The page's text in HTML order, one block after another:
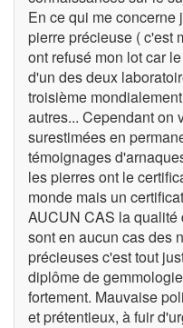
En ce qui me
pierre précieuse ( c'est
ont refusé mon lot car
d'un des deux
troisième
autres... Cependant on
surestimées en
témoignages
les pierres ont le
monde mais un
AUCUN CAS la qualité
sont en aucun cas des
précieuses c'est tout
diplôme de
fortement. Mauvaise
et prétentieux, à fuir